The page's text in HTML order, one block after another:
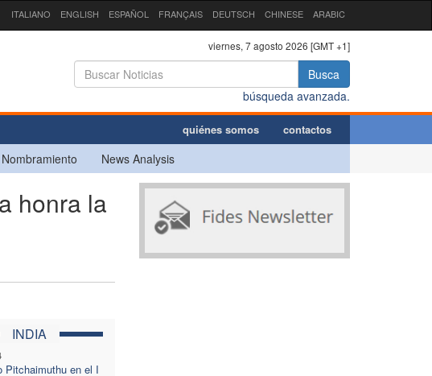
ITALIANO ENGLISH ESPAÑOL FRANÇAIS DEUTSCH CHINESE ARABIC
viernes, 7 agosto 2026 [GMT +1]
Busca
búsqueda avanzada.
quiénes somos contactos
Nombramiento News Analysis
honra la
INDIA
Pitchaimuthu en el I